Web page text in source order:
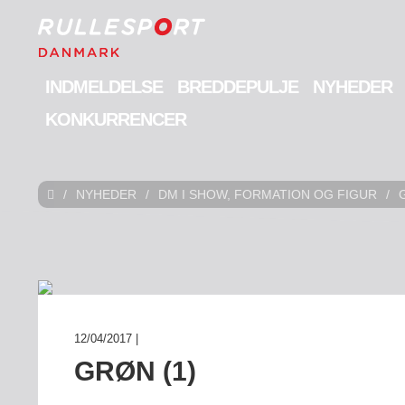
INDMELDELSE BREDDEPULJE NYHEDER
KONKURRENCER
/ NYHEDER / DM I SHOW, FORMATION OG FIGUR /
12/04/2017 |
GRØN (1)